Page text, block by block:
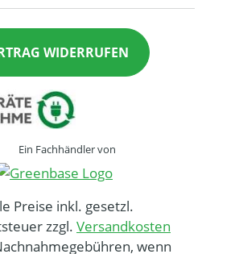
WIDERRUFEN
Ein Fachhändler von
Preise inkl. gesetzl.
zzgl. Versandkosten
wenn